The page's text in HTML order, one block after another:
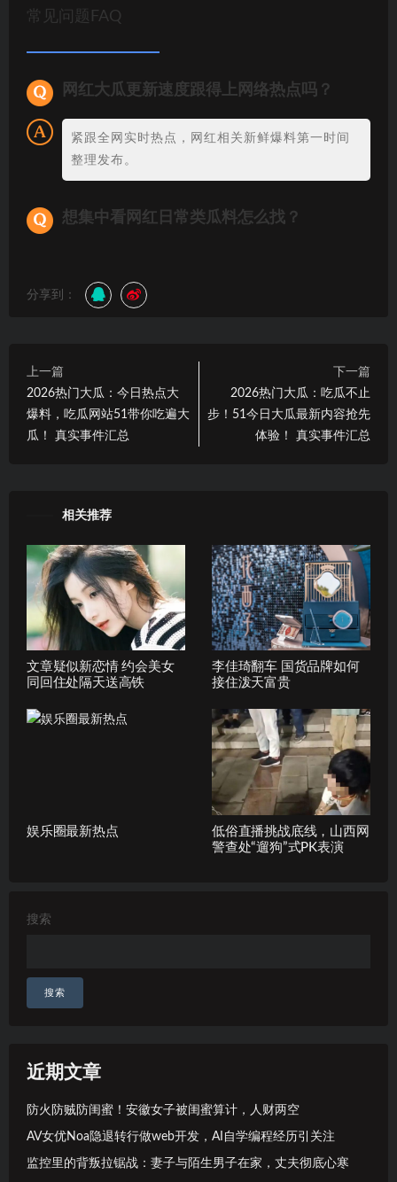
常见问题FAQ
网红大瓜更新速度跟得上网络热点吗？
紧跟全网实时热点，网红相关新鲜爆料第一时间
整理发布。
想集中看网红日常类瓜料怎么找？
分享到：
上一篇
2026热门大瓜：今日热点大
爆料，吃瓜网站51带你吃遍大
瓜！ 真实事件汇总
下一篇
2026热门大瓜：吃瓜不止
步！51今日大瓜最新内容抢先
体验！ 真实事件汇总
相关推荐
文章疑似新恋情 约会美女
同回住处隔天送高铁
李佳琦翻车 国货品牌如何
接住泼天富贵
娱乐圈最新热点
低俗直播挑战底线，山西网
警查处“遛狗”式PK表演
搜索
搜索
近期文章
防火防贼防闺蜜！安徽女子被闺蜜算计，人财两空
AV女优Noa隐退转行做web开发，AI自学编程经历引关注
监控里的背叛拉锯战：妻子与陌生男子在家，丈夫彻底心寒